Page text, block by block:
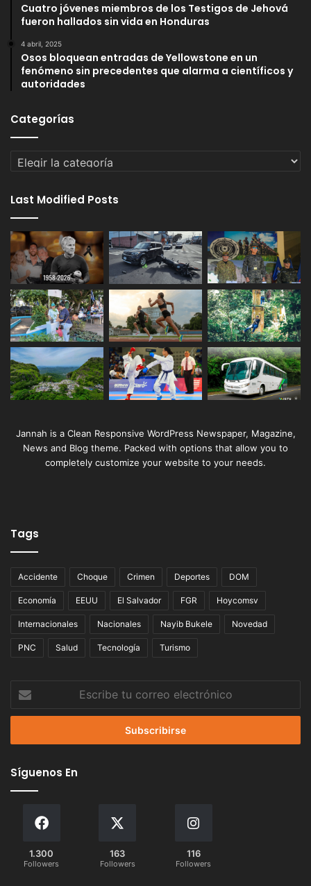
Cuatro jóvenes miembros de los Testigos de Jehová
fueron hallados sin vida en Honduras
4 abril, 2025
Osos bloquean entradas de Yellowstone en un
fenómeno sin precedentes que alarma a científicos y
autoridades
Categorías
Categorías
Last Modified Posts
Jannah is a Clean Responsive WordPress Newspaper, Magazine,
News and Blog theme. Packed with options that allow you to
completely customize your website to your needs.
Tags
Accidente Choque Crimen Deportes DOM
Economía EEUU El Salvador FGR Hoycomsv
Internacionales Nacionales Nayib Bukele Novedad
PNC Salud Tecnología Turismo
tu
correo
Síguenos En
1.300
Followers
163
Followers
116
Followers